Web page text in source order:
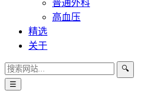
普通外科
高血压
精选
关于
🔍
☰